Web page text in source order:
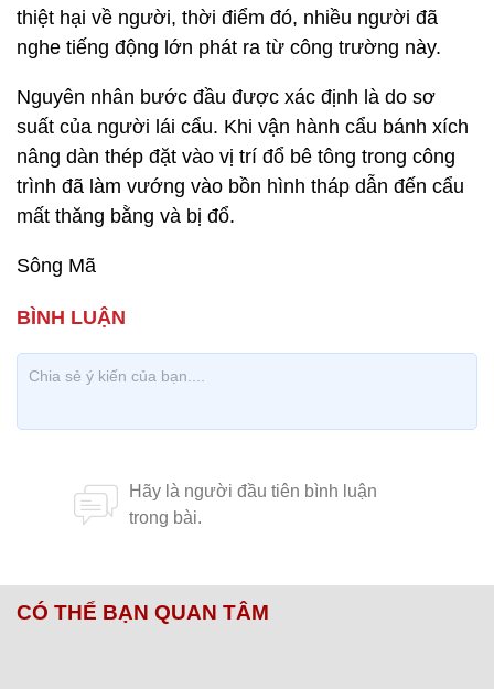
thiệt hại về người, thời điểm đó, nhiều người đã
nghe tiếng động lớn phát ra từ công trường này.
Nguyên nhân bước đầu được xác định là do sơ
suất của người lái cẩu. Khi vận hành cẩu bánh xích
nâng dàn thép đặt vào vị trí đổ bê tông trong công
trình đã làm vướng vào bồn hình tháp dẫn đến cẩu
mất thăng bằng và bị đổ.
Sông Mã
CÓ THỂ BẠN QUAN TÂM